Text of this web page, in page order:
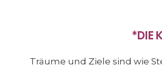
*DIE
Träume und Ziele sind wie